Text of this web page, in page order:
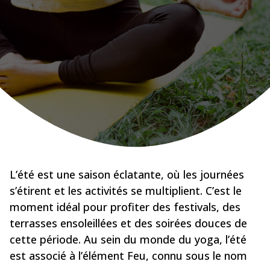
L’été est une saison éclatante, où les journées
s’étirent et les activités se multiplient. C’est le
moment idéal pour profiter des festivals, des
terrasses ensoleillées et des soirées douces de
cette période. Au sein du monde du yoga, l’été
est associé à l’élément Feu, connu sous le nom